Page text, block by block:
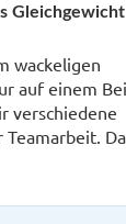
wackeligen
auf einem
verschiedene